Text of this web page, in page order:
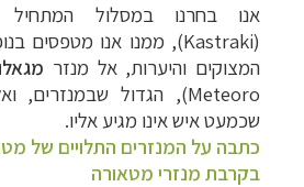
אנו בחרנו במסלול
(
Kastraki), ממנו אנו מטפסים
המצוקים והיערות, אל מנזר
Meteoro), הגדול שבמנזרים,
שכמעט איש אינו מגיע אליו.
כתבה על המנזרים התלויים של
בקרבת מנזרי מטאורה